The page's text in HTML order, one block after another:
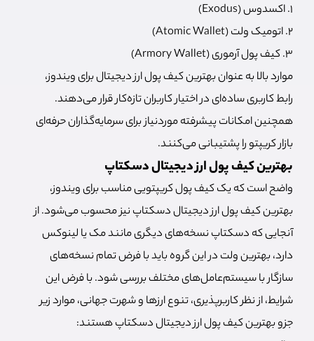
۱. اکسدوس (Exodus)
۲. اتومیک ولت (Atomic Wallet)
۳. کیف پول آرموری (Armory Wallet)
موارد بالا به عنوان بهترین کیف پول ارز دیجیتال برای ویندوز،
رابط کاربری ساده‌ای در اختیار کاربران تازه‌کار قرار می‌دهند.
همچنین امکانات پیشرفته موردنیاز برای سرمایه‌گذاران حرفه‌ای
بازار کریپتو را پشتیبانی می‌کنند.
بهترین کیف پول ارز دیجیتال دسکتاپ
واضح است که یک کیف پول کریپتویی مناسب برای ویندوز،
بهترین کیف پول ارز دیجیتال دسکتاپ نیز محسوب می‌شود. از
آنجایی که دسکتاپ نسخه‌‌های دیگری مانند مک یا لینوکس
دارد، بهترین ولت در این گروه باید با فرض تمام نسخه‌های
سازگار با سیستم‌عامل‌های مختلف بررسی شود. با فرض این
شرایط، از نظر کاربرپذیری، تنوع ارزها و شهرت جهانی، موارد زیر
جزو بهترین کیف پول ارز دیجیتال دسکتاپ هستند: